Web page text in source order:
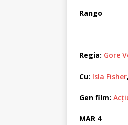
Rango
Regia: Gore
Cu: Isla Fisher,
Gen film:
MAR 4